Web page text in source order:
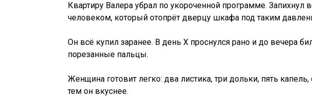
Квартиру Валера убрал по укороченной программе. Запихнул
человеком, который отопрёт дверцу шкафа под таким
Он всё купил заранее. В день Х проснулся рано и до вечера
порезанные пальцы.
Женщина готовит легко: два листика, три дольки, пять
тем он вкуснее.